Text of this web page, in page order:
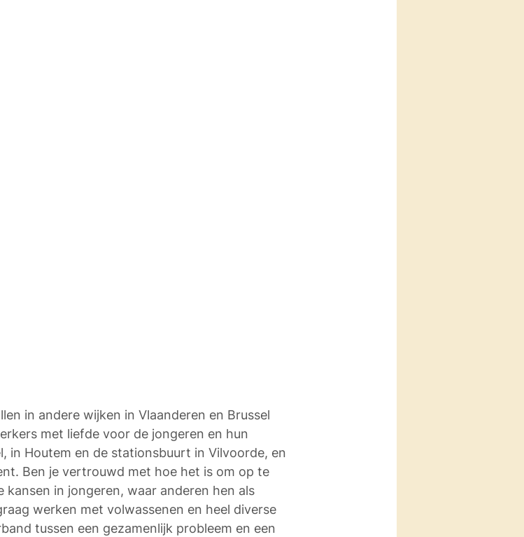
in andere wijken in Vlaanderen en Brussel
met liefde voor de jongeren en hun
in Houtem en de stationsbuurt in Vilvoorde, en
Ben je vertrouwd met hoe het is om op te
kansen in jongeren, waar anderen hen als
werken met volwassenen en heel diverse
tussen een gezamenlijk probleem en een